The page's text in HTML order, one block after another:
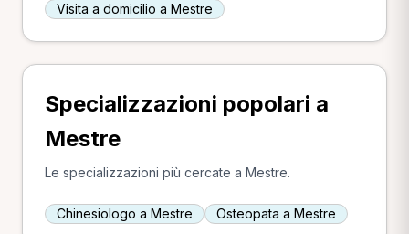
Visita a domicilio a Mestre
Specializzazioni popolari a
Mestre
Le specializzazioni più cercate a Mestre.
Chinesiologo a Mestre Osteopata a Mestre